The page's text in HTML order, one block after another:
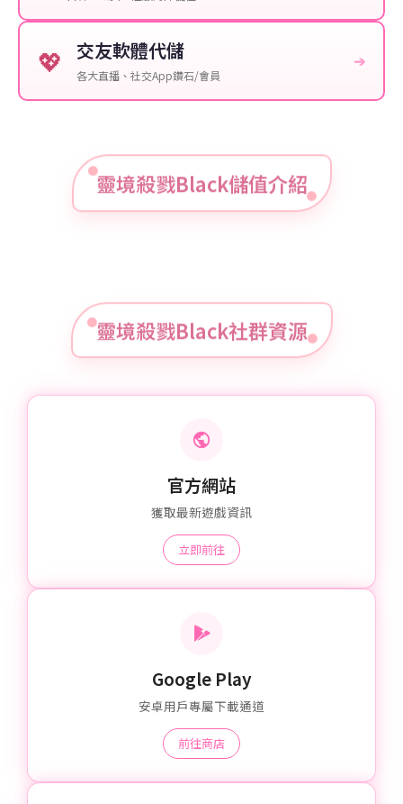
💖 交友軟體代儲
各大直播、社交App鑽石/會員
➔
靈境殺戮Black儲值介紹
靈境殺戮Black社群資源
官方網站
獲取最新遊戲資訊
立即前往
Google Play
安卓用戶專屬下載通道
前往商店